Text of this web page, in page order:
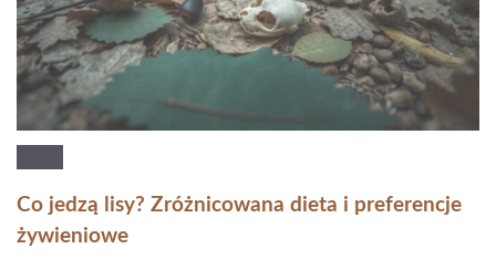
Co jedzą lisy? Zróżnicowana dieta i preferencje
żywieniowe